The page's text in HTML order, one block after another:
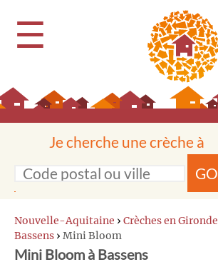
☰
Je cherche une crèche à
GO
Nouvelle-Aquitaine › Crèches en Gironde
Bassens › Mini Bloom
Mini Bloom à Bassens